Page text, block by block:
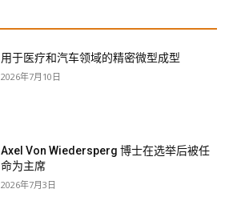
用于医疗和汽车领域的精密微型成型
2026年7月10日
Axel Von Wiedersperg 博士在选举后被任
命为主席
2026年7月3日